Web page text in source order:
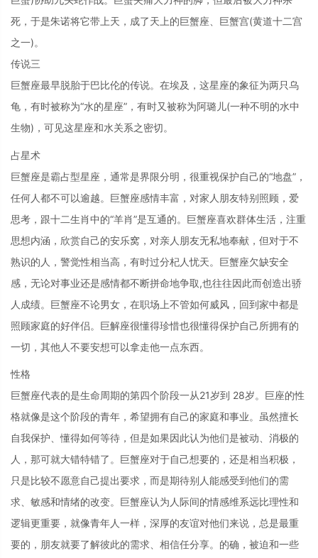
死，于是朱诺将它带上天，成了天上的巨蟹座、巨蟹宫(黄道十二宫
之一)。
传说三
巨蟹座最早脱胎于巴比伦的传说。在埃及，这星座的象征为两只乌
龟，有时被称为“水的星座”，有时又被称为阿璐儿(一种不明的水中
生物)，可见这星座和水关系之密切。
占星术
巨蟹座是霸占型星座，通常是界限分明，很重视保护自己的“地盘”，
任何人都不可以逾越。巨蟹座感情丰富，对家人朋友特别照顾，爱
思考，跟十二生肖中的“羊肖”是互通的。巨蟹座喜欢群体生活，注重
思想内涵，欣赏自己的安乐窝，对亲人朋友无私地奉献，但对于不
熟识的人，警觉性相当高，有时过分杞人忧天。巨蟹座欠缺安全
感，无论对事业还是感情都不断拼命地争取,也往往因此而创造出骄
人成绩。巨蟹座不论男女，在职场上不管如何威风，回到家中都是
照顾家庭的好伴侣。巨解座很懂得珍惜也很懂得保护自己所拥有的
一切，其他人不要安想可以拿走他一点东西。
性格
巨蟹座代表的是生命周期的第四个阶段一从21岁到 28岁。巨座的性
格就像是这个阶段的青年，希望拥有自己的家庭和事业。虽然擅长
自我保护、懂得如何等待，但是如果因此认为他们是被动、消极的
人，那可就大错特错了。巨蟹座对于自己想要的，还是相当积极，
只是比较不愿意自己提出要求，而是期待别人能感受到他们的需
求、敏感和情绪的改变。巨蟹座认为人际间的情感维系远比理性和
逻辑更重要，就像青年人一样，深厚的友谊对他们来说，总是最重
要的，朋友就要了解彼此的需求、相信任分享。的确，被迫和一些